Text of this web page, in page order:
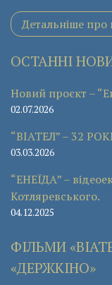
Детальніше про
ОСТАННІ
Новий проєкт –
02.07.2026
“ВІАТЕЛ” – 32
03.03.2026
“ЕНЕЇДА” –
Котляревського.
04.12.2025
ФІЛЬМИ
«ДЕРЖКІНО»